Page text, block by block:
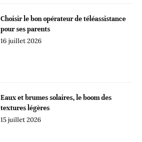
Choisir le bon opérateur de téléassistance
pour ses parents
16 juillet 2026
Eaux et brumes solaires, le boom des
textures légères
15 juillet 2026